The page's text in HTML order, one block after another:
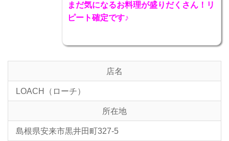
まだ気になるお料理が盛りだくさん！リ
ピート確定です♪
店名
LOACH（ローチ）
所在地
島根県安来市黒井田町327-5